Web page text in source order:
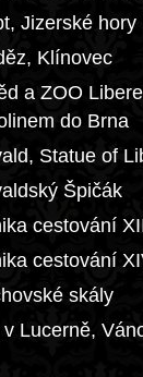
Jizerské hory
Klínovec
a ZOO
do Brna
Statue of
Špičák
cestování
cestování
skály
Lucerně,